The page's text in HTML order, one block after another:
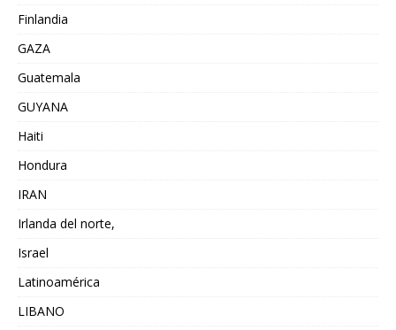
Finlandia
GAZA
Guatemala
GUYANA
Haiti
Hondura
IRAN
Irlanda del norte,
Israel
Latinoamérica
LIBANO